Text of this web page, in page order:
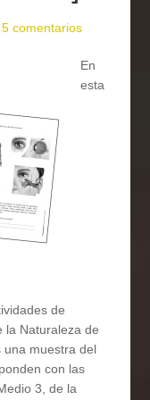
5 comentarios
En
esta
de
la Naturaleza de
una muestra del
con las
3, de la